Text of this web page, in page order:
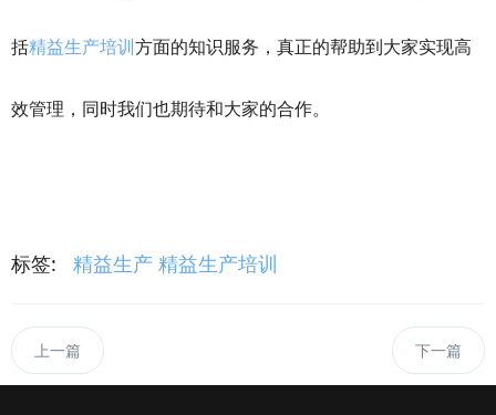
括精益生产培训 方面的知识服务，真正的帮助到大家实现高
效管理，同时我们也期待和大家的合作。
标签: 精益生产 精益生产培训
上一篇 下一篇